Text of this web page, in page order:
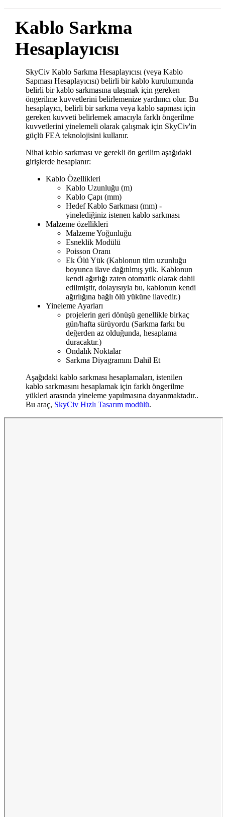
Kablo Sarkma
Hesaplayıcısı
SkyCiv Kablo Sarkma Hesaplayıcısı (veya Kablo
Sapması Hesaplayıcısı) belirli bir kablo kurulumunda
belirli bir kablo sarkmasına ulaşmak için gereken
öngerilme kuvvetlerini belirlemenize yardımcı olur. Bu
hesaplayıcı, belirli bir sarkma veya kablo sapması için
gereken kuvveti belirlemek amacıyla farklı öngerilme
kuvvetlerini yinelemeli olarak çalışmak için SkyCiv'in
güçlü FEA teknolojisini kullanır.
Nihai kablo sarkması ve gerekli ön gerilim aşağıdaki
girişlerde hesaplanır:
Kablo Özellikleri
Kablo Uzunluğu (m)
Kablo Çapı (mm)
Hedef Kablo Sarkması (mm) -
yinelediğiniz istenen kablo sarkması
Malzeme özellikleri
Malzeme Yoğunluğu
Esneklik Modülü
Poisson Oranı
Ek Ölü Yük (Kablonun tüm uzunluğu
boyunca ilave dağıtılmış yük. Kablonun
kendi ağırlığı zaten otomatik olarak dahil
edilmiştir, dolayısıyla bu, kablonun kendi
ağırlığına bağlı ölü yüküne ilavedir.)
Yineleme Ayarları
projelerin geri dönüşü genellikle birkaç
gün/hafta sürüyordu (Sarkma farkı bu
değerden az olduğunda, hesaplama
duracaktır.)
Ondalık Noktalar
Sarkma Diyagramını Dahil Et
Aşağıdaki kablo sarkması hesaplamaları, istenilen
kablo sarkmasını hesaplamak için farklı öngerilme
yükleri arasında yineleme yapılmasına dayanmaktadır..
Bu araç, SkyCiv Hızlı Tasarım modülü.